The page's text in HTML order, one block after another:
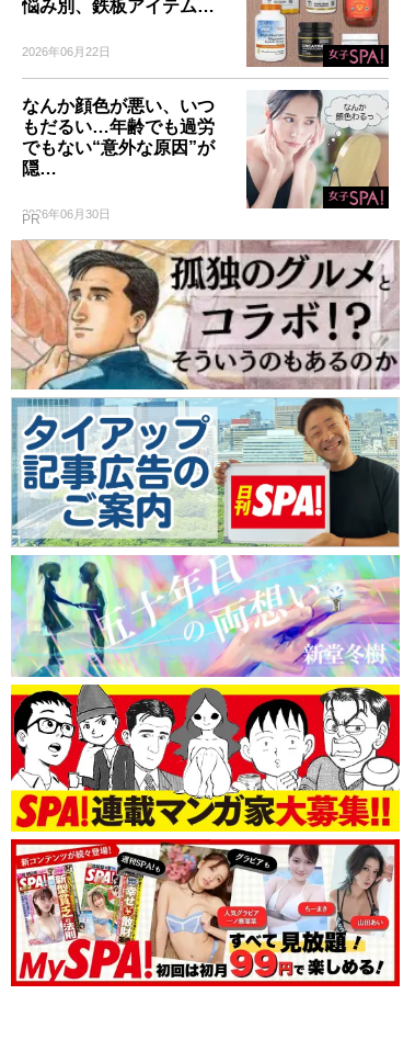
悩み別、鉄板アイテム…
2026年06月22日
なんか顔色が悪い、いつ
もだるい…年齢でも過労
でもない“意外な原因”が
隠…
2026年06月30日
PR